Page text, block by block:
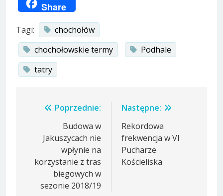
Share
Tagi:
chochołów
chochołowskie termy
Podhale
tatry
Nawigacja
Poprzednie:
Budowa w
Jakuszycach nie
wpłynie na
korzystanie z tras
biegowych w
sezonie 2018/19
Następne:
Rekordowa
frekwencja w VI
Pucharze
Kościeliska